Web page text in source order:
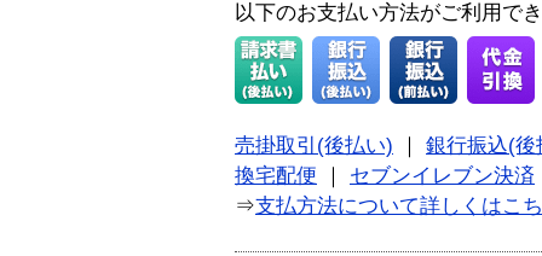
以下のお支払い方法がご利用で
売掛取引(後払い)
銀行振込(後
換宅配便
セブンイレブン決済
⇒支払方法について詳しくはこ